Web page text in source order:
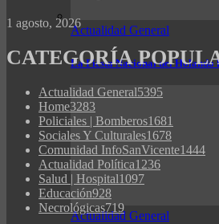
Actualidad General
La Fiesta Nacional del Holando
Actualidad General
1 agosto, 2026
CATEGORÍA
Actualidad General5395
Home3283
Policiales | Bomberos1681
Sociales Y Culturales1678
Comunidad InfoSanVicente1444
Actualidad Política1236
Salud | Hospital1097
Educación928
Necrológicas719